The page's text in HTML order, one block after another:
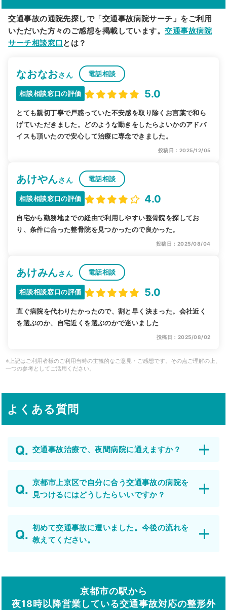
交通事故の通院先探しで「交通事故病院サーチ」をご利用
いただいた方々のご感想を掲載しています。交通事故病院
サーチ相談窓口 とは？
なおなおさん 電話相談
相談相談窓口の評価 5.0
とても親切丁寧で戸惑っていた不安感を取り除くお言葉で和ら
げていただきました。どのような動きをしたらよいかのアドバ
イスも頂いたので安心して治療に専念できました。
投稿日：2025/12/05
あけやんさん 電話相談
相談相談窓口の評価 4.0
自宅から勤務地までの経由で利用しやすい整骨院を探してお
り、条件に合った整骨院を見つかったので良かった。
投稿日：2025/08/04
あけみんさん 電話相談
相談相談窓口の評価 5.0
直ぐ病院を代わりたかったので、割と早く決まった。会社近く
を選ぶのか、自宅近くを選ぶのかで迷いました
投稿日：2025/08/02
※上記はご利用者様のご利用当時の主観的なご意見・ご感想です。その点ご理解の上、
一つの参考としてご活用ください。
よくある質問
交通事故治療で、夜間病院に通えますか？
京都市上京区で自分に合う交通事故の病院を
見つけるにはどうしたらいいですか？
初めて交通事故に遭いました。今後の流れを
教えてください。
京都市の駅から
夜18時以降営業している交通事故対応の整形外